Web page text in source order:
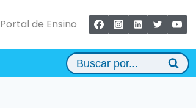
Portal de Ensino
Buscar por...